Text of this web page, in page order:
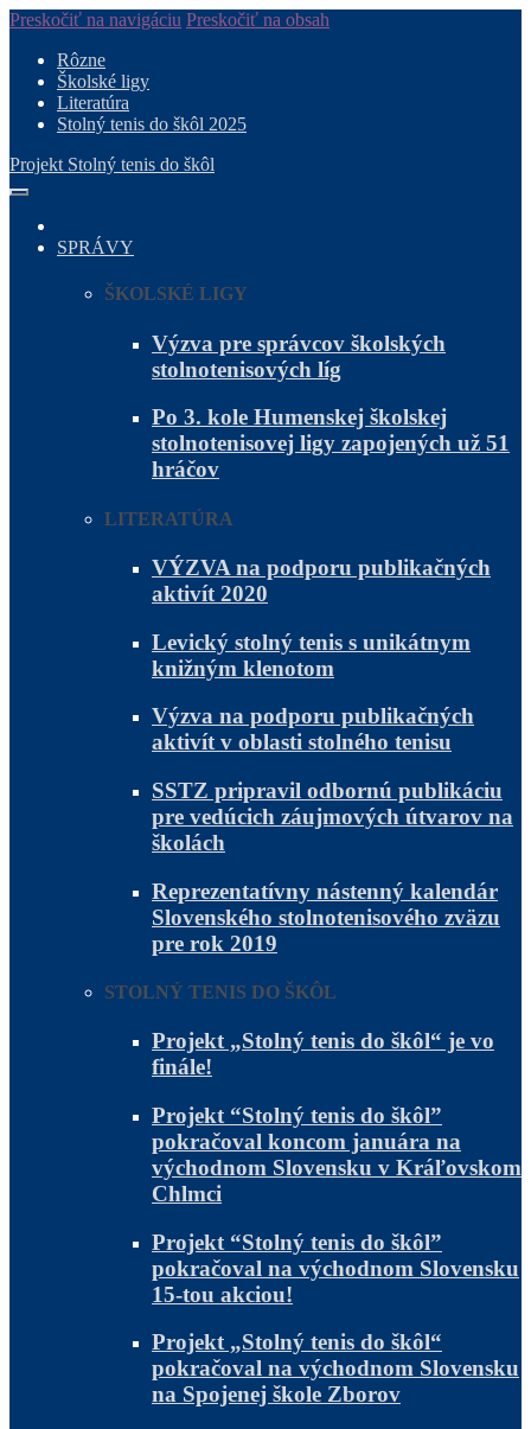
Preskočiť na navigáciu Preskočiť na obsah
Rôzne
Školské ligy
Literatúra
Stolný tenis do škôl 2025
Projekt Stolný tenis do škôl
SPRÁVY
ŠKOLSKÉ LIGY
Výzva pre správcov školských
stolnotenisových líg
Po 3. kole Humenskej školskej
stolnotenisovej ligy zapojených už 51
hráčov
LITERATÚRA
VÝZVA na podporu publikačných
aktivít 2020
Levický stolný tenis s unikátnym
knižným klenotom
Výzva na podporu publikačných
aktivít v oblasti stolného tenisu
SSTZ pripravil odbornú publikáciu
pre vedúcich záujmových útvarov na
školách
Reprezentatívny nástenný kalendár
Slovenského stolnotenisového zväzu
pre rok 2019
STOLNÝ TENIS DO ŠKÔL
Projekt „Stolný tenis do škôl“ je vo
finále!
Projekt “Stolný tenis do škôl”
pokračoval koncom januára na
východnom Slovensku v Kráľovskom
Chlmci
Projekt “Stolný tenis do škôl”
pokračoval na východnom Slovensku
15-tou akciou!
Projekt „Stolný tenis do škôl“
pokračoval na východnom Slovensku
na Spojenej škole Zborov